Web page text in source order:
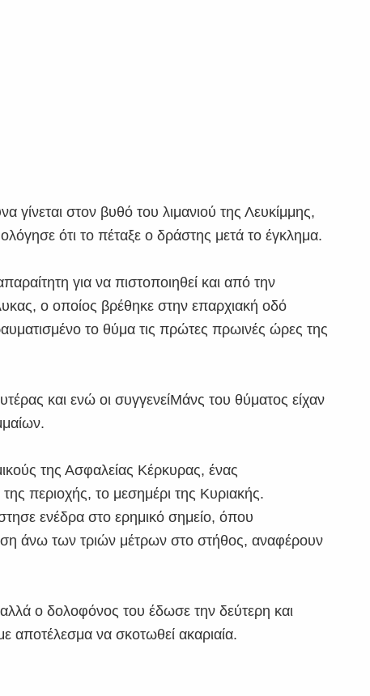
στον βυθό του λιμανιού της Λευκίμμης,
ότι το πέταξε ο δράστης μετά το έγκλημα.
για να πιστοποιηθεί και από την
ο οποίος βρέθηκε στην επαρχιακή οδό
το θύμα τις πρώτες πρωινές ώρες της
και ενώ οι συγγενείΜάνς του θύματος είχαν
της Ασφαλείας Κέρκυρας, ένας
περιοχής, το μεσημέρι της Κυριακής.
ενέδρα στο ερημικό σημείο, όπου
άνω των τριών μέτρων στο στήθος, αναφέρουν
ο δολοφόνος του έδωσε την δεύτερη και
αποτέλεσμα να σκοτωθεί ακαριαία.